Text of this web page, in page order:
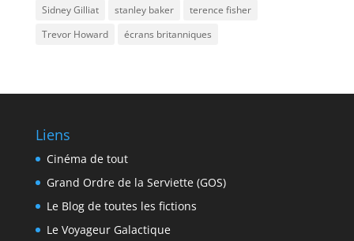
Sidney Gilliat
stanley baker
terence fisher
Trevor Howard
écrans britanniques
Liens
Cinéma de tout
Grand Ordre de la Serviette (GOS)
Le Blog de toutes les fictions
Le Voyageur Galactique